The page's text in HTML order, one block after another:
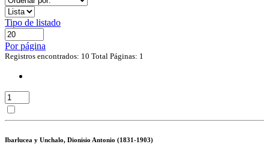
Tipo de listado
Por página
Registros encontrados: 10 Total Páginas: 1
Ibarlucea y Unchalo, Dionisio Antonio (1831-1903)